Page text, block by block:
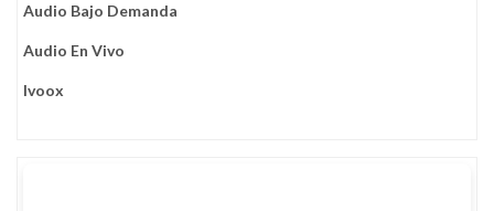
Audio Bajo Demanda
Audio En Vivo
Ivoox